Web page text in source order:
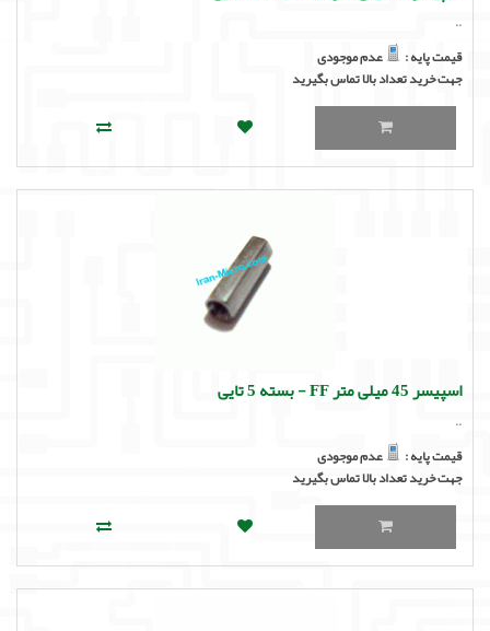
..
قیمت پایه :
عدم موجودی
جهت خرید تعداد بالا تماس بگیرید
اسپیسر 45 میلی متر FF - بسته 5 تایی
..
قیمت پایه :
عدم موجودی
جهت خرید تعداد بالا تماس بگیرید